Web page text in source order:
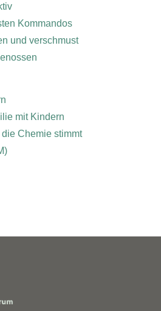
Kommandos
und verschmust
mit Kindern
Chemie stimmt